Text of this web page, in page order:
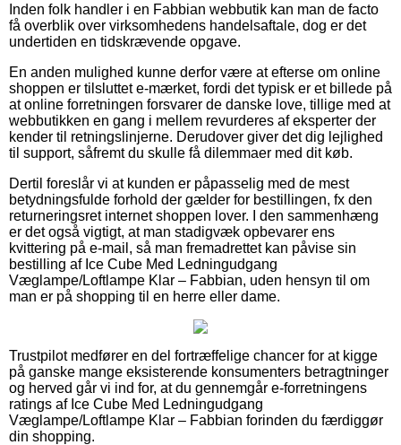
Inden folk handler i en Fabbian webbutik kan man de facto
få overblik over virksomhedens handelsaftale, dog er det
undertiden en tidskrævende opgave.
En anden mulighed kunne derfor være at efterse om online
shoppen er tilsluttet e-mærket, fordi det typisk er et billede på
at online forretningen forsvarer de danske love, tillige med at
webbutikken en gang i mellem revurderes af eksperter der
kender til retningslinjerne. Derudover giver det dig lejlighed
til support, såfremt du skulle få dilemmaer med dit køb.
Dertil foreslår vi at kunden er påpasselig med de mest
betydningsfulde forhold der gælder for bestillingen, fx den
returneringsret internet shoppen lover. I den sammenhæng
er det også vigtigt, at man stadigvæk opbevarer ens
kvittering på e-mail, så man fremadrettet kan påvise sin
bestilling af Ice Cube Med Ledningudgang
Væglampe/Loftlampe Klar – Fabbian, uden hensyn til om
man er på shopping til en herre eller dame.
Trustpilot medfører en del fortræffelige chancer for at kigge
på ganske mange eksisterende konsumenters betragtninger
og herved går vi ind for, at du gennemgår e-forretningens
ratings af Ice Cube Med Ledningudgang
Væglampe/Loftlampe Klar – Fabbian forinden du færdiggør
din shopping.